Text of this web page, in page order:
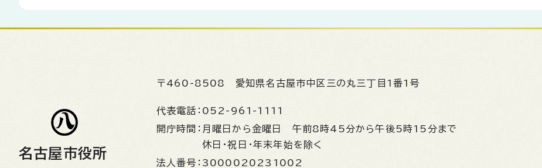
名古屋市役所
〒460-8508 愛知県名古屋市中区三の丸三丁目1番1号
代表電話： 052-961-1111
開庁時間： 月曜日から金曜日 午前8時45分から午後5時15分まで
休日・祝日・年末年始を除く
法人番号： 3000020231002